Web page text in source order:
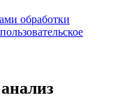
обработки
пользовательское